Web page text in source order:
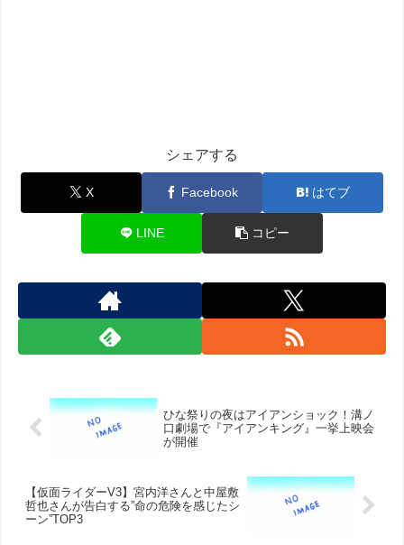
シェアする
X Facebook はてブ
LINE コピー
ひな祭りの夜はアイアンショック！溝ノ
口劇場で『アイアンキング』一挙上映会
が開催
【仮面ライダーV3】宮内洋さんと中屋敷
哲也さんが告白する”命の危険を感じたシ
ーン”TOP3